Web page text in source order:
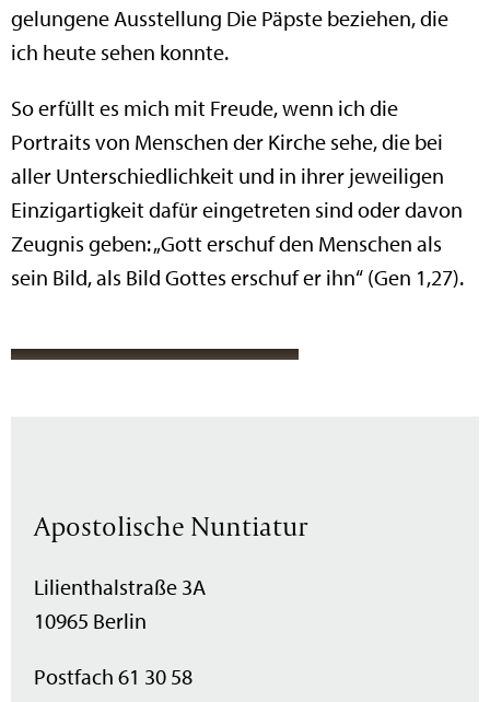
gelungene Ausstellung Die Päpste beziehen, die
ich heute sehen konnte.
So erfüllt es mich mit Freude, wenn ich die
Portraits von Menschen der Kirche sehe, die bei
aller Unterschiedlichkeit und in ihrer jeweiligen
Einzigartigkeit dafür eingetreten sind oder davon
Zeugnis geben: „Gott erschuf den Menschen als
sein Bild, als Bild Gottes erschuf er ihn“ (Gen 1,27).
Apostolische Nuntiatur
Lilienthalstraße 3A
10965 Berlin
Postfach 61 30 58